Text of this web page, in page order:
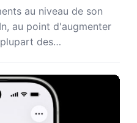
au niveau de son
au point d'augmenter
des…